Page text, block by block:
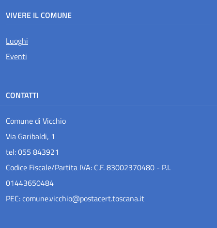
VIVERE IL COMUNE
Luoghi
Eventi
CONTATTI
Comune di Vicchio
Via Garibaldi, 1
tel: 055 843921
Codice Fiscale/Partita IVA: C.F. 83002370480 - P.I.
01443650484
PEC: comune.vicchio@postacert.toscana.it